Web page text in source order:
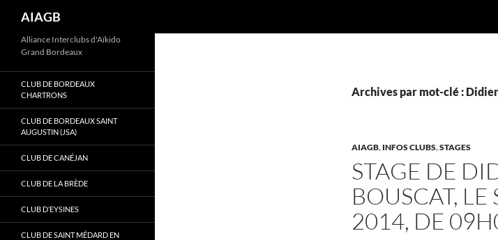
Aller
contenu
AIAGB
Archives par mot-clé :
AIAGB, INFOS CLUBS,STAGES
STAGE DE
BOUSCAT,
2014, DE
Alliance Interclubs d'Aïkido
Grand Bordeaux
CLUB DE BORDEAUX
CHARTRONS
CLUB DE BORDEAUX SAINT
AUGUSTIN (JSA)
CLUB DE CANÉJAN
CLUB DE LA BRÈDE
CLUB D’EYSINES
CLUB DE SAINT MÉDARD EN